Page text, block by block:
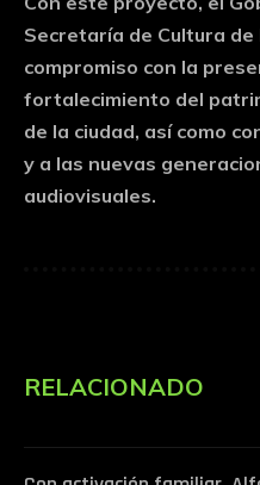
Secretaría de Cultura
compromiso con la
fortalecimiento del
de la ciudad, así como
y a las nuevas
audiovisuales.
RELACIONADO